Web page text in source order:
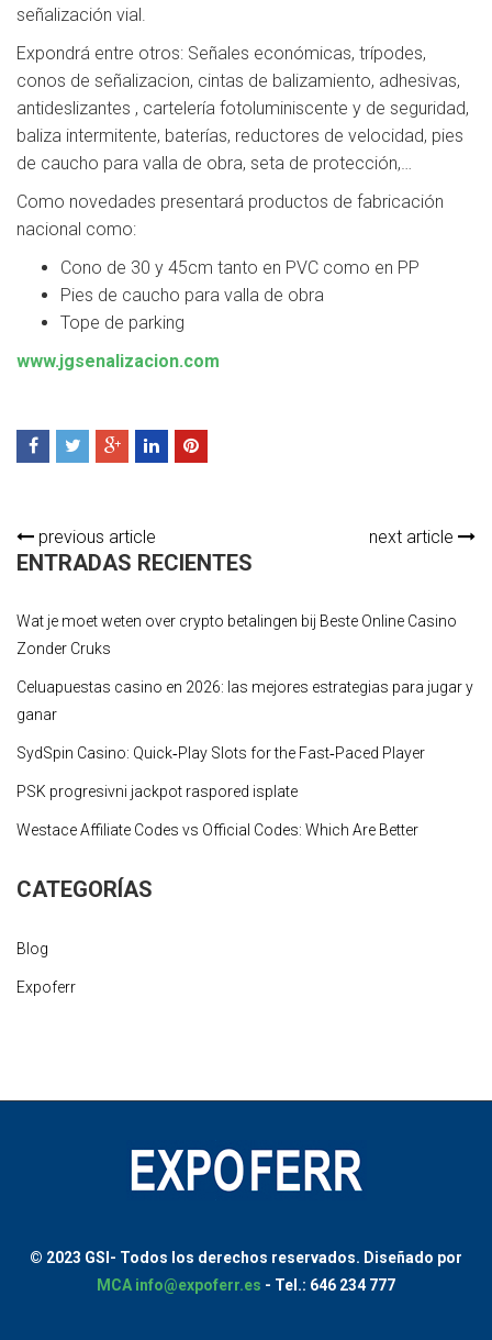
señalización vial.
Expondrá entre otros: Señales económicas, trípodes,
conos de señalizacion, cintas de balizamiento, adhesivas,
antideslizantes , cartelería fotoluminiscente y de seguridad,
baliza intermitente, baterías, reductores de velocidad, pies
de caucho para valla de obra, seta de protección,…
Como novedades presentará productos de fabricación
nacional como:
Cono de 30 y 45cm tanto en PVC como en PP
Pies de caucho para valla de obra
Tope de parking
www.jgsenalizacion.com
previous article next article
ENTRADAS RECIENTES
Wat je moet weten over crypto betalingen bij Beste Online Casino
Zonder Cruks
Celuapuestas casino en 2026: las mejores estrategias para jugar y
ganar
SydSpin Casino: Quick‑Play Slots for the Fast‑Paced Player
PSK progresivni jackpot raspored isplate
Westace Affiliate Codes vs Official Codes: Which Are Better
CATEGORÍAS
Blog
Expoferr
© 2023 GSI- Todos los derechos reservados. Diseñado por
MCA info@expoferr.es - Tel.: 646 234 777